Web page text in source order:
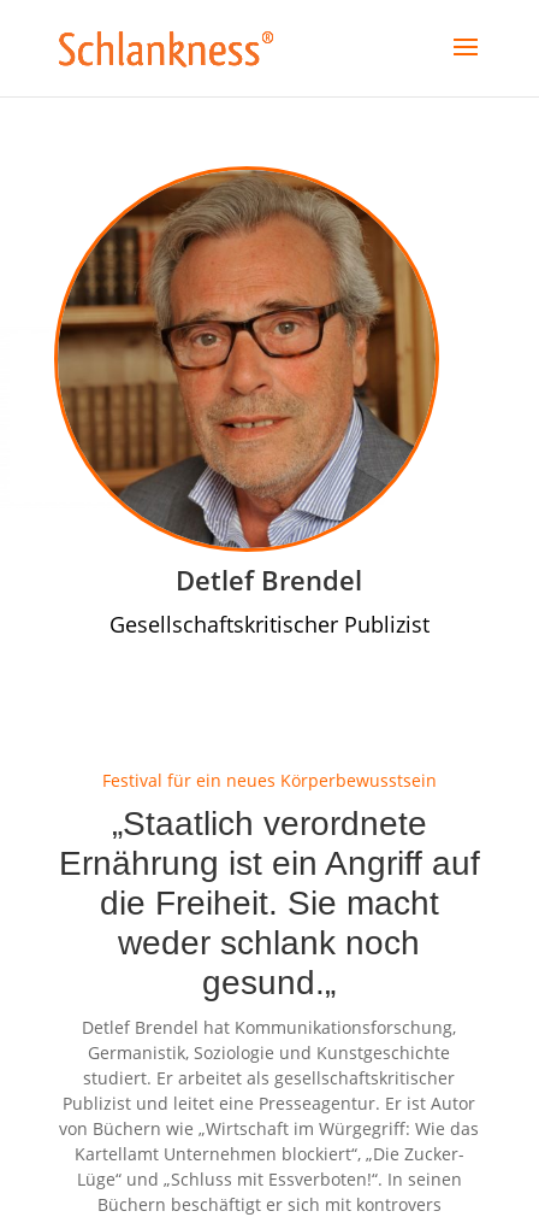
Detlef Brendel
Gesellschaftskritischer Publizist
Festival für ein neues Körperbewusstsein
„Staatlich verordnete
Ernährung ist ein Angriff auf
die Freiheit. Sie macht
weder schlank noch
gesund.„
Detlef Brendel hat Kommunikationsforschung,
Germanistik, Soziologie und Kunstgeschichte
studiert. Er arbeitet als gesellschaftskritischer
Publizist und leitet eine Presseagentur. Er ist Autor
von Büchern wie „Wirtschaft im Würgegriff: Wie das
Kartellamt Unternehmen blockiert“, „Die Zucker-
Lüge“ und „Schluss mit Essverboten!“. In seinen
Büchern beschäftigt er sich mit kontrovers